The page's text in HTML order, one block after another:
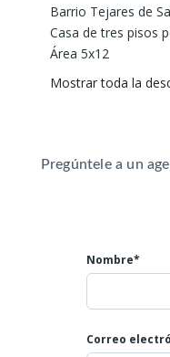
Barrio Tejares de
Casa de tres pisos
Área 5x12
PRIMER PISO:
Cocina
Sala Comedor
1 habitación grande
TERCER PISO:
Mostrar toda la
Pregúntele a un
Nombre*
Correo